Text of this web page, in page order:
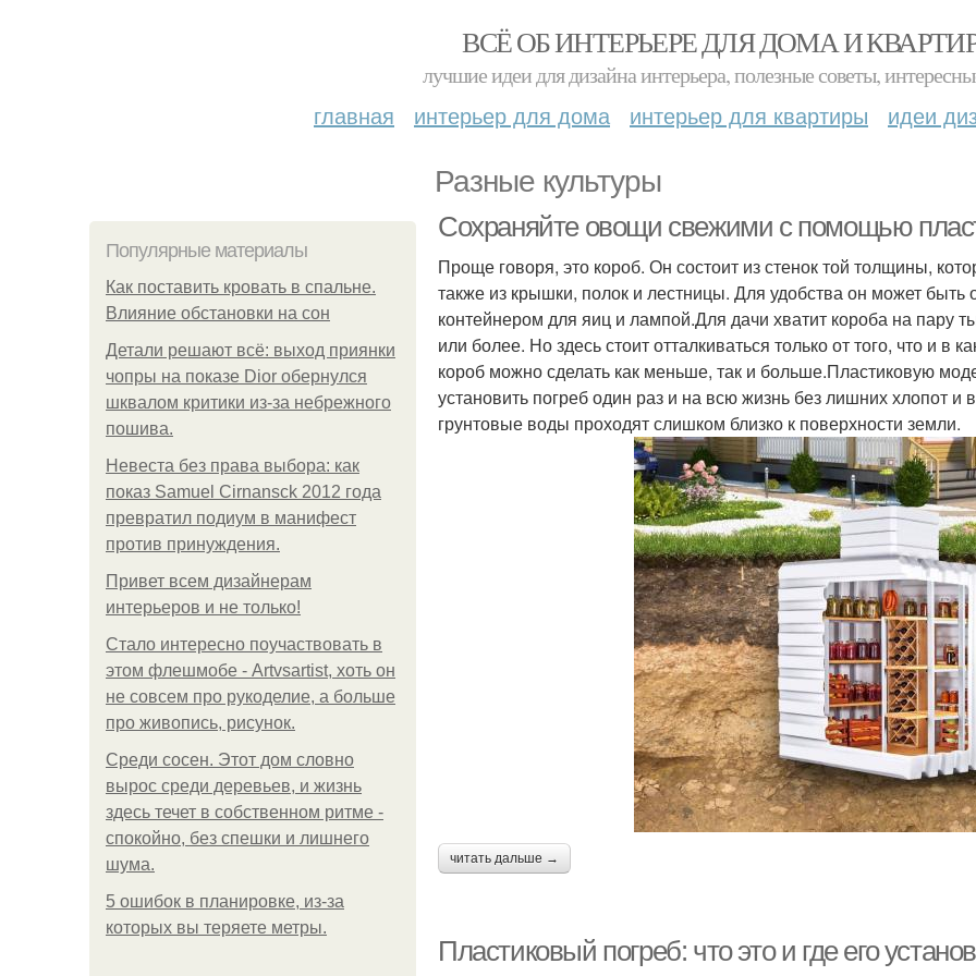
ВСЁ ОБ ИНТЕРЬЕРЕ ДЛЯ ДОМА И
лучшие идеи для дизайна интерьера, полезные советы,
главная интерьер для дома интерьер для квартиры идеи
Разные культуры
Популярные материалы
Как поставить кровать в спальне.
Влияние обстановки на сон
Детали решают всё: выход приянки
чопры на показе Dior обернулся
шквалом критики из-за небрежного
пошива.
Невеста без права выбора: как
показ Samuel Cirnansck 2012 года
превратил подиум в манифест
против принуждения.
Привет всем дизайнерам
интерьеров и не только!
Стало интересно поучаствовать в
этом флешмобе - Artvsartist, хоть он
не совсем про рукоделие, а больше
про живопись, рисунок.
Среди сосен. Этот дом словно
вырос среди деревьев, и жизнь
здесь течет в собственном ритме -
спокойно, без спешки и лишнего
шума.
5 ошибок в планировке, из-за
которых вы теряете метры.
Сохраняйте овощи свежими с помощью
Проще говоря, это короб. Он состоит из стенок той толщины,
также из крышки, полок и лестницы. Для удобства он может
контейнером для яиц и лампой.Для дачи хватит короба на пару
или более. Но здесь стоит отталкиваться только от того, что и в
короб можно сделать как меньше, так и больше.Пластиковую
установить погреб один раз и на всю жизнь без лишних хлопот
грунтовые воды проходят слишком близко к поверхности земли.
читать дальше →
Пластиковый погреб: что это и где его